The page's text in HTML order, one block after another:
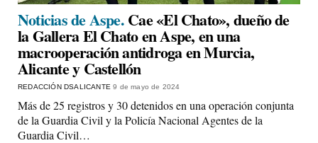
Noticias de Aspe.Cae «El Chato», dueño de
la Gallera El Chato en Aspe, en una
macrooperación antidroga en Murcia,
Alicante y Castellón
REDACCIÓN DSALICANTE9 de mayo de 2024
Más de 25 registros y 30 detenidos en una operación conjunta
de la Guardia Civil y la Policía Nacional Agentes de la
Guardia Civil…